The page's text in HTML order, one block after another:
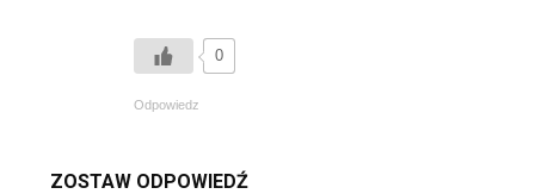
0
Odpowiedz
ZOSTAW ODPOWIEDŹ